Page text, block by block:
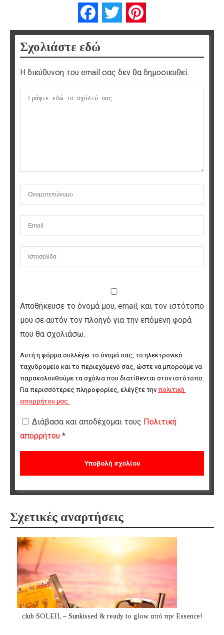
FacebookTwitter
Σχολιάστε εδώ
Η διεύθυνση του email σας δεν θα δημοσιευθεί.
Αποθήκευσε το όνομά μου, email, και τον ιστότοπο
μου σε αυτόν τον πλοηγό για την επόμενη φορά
που θα σχολιάσω.
Αυτή η φόρμα συλλέγει το όνομά σας, το ηλεκτρονικό
ταχυδρομείο και το περιεχόμενό σας, ώστε να μπορούμε να
παρακολουθούμε τα σχόλια που διατίθενται στον ιστότοπο.
Για περισσότερες πληροφορίες, ελέγξτε την πολιτική
απορρήτου μας.
Διάβασα και αποδέχομαι τους Πολιτική
απορρήτου *
Σχετικές αναρτήσεις
club SOLEIL – Sunkissed & ready to glow από την Essence!